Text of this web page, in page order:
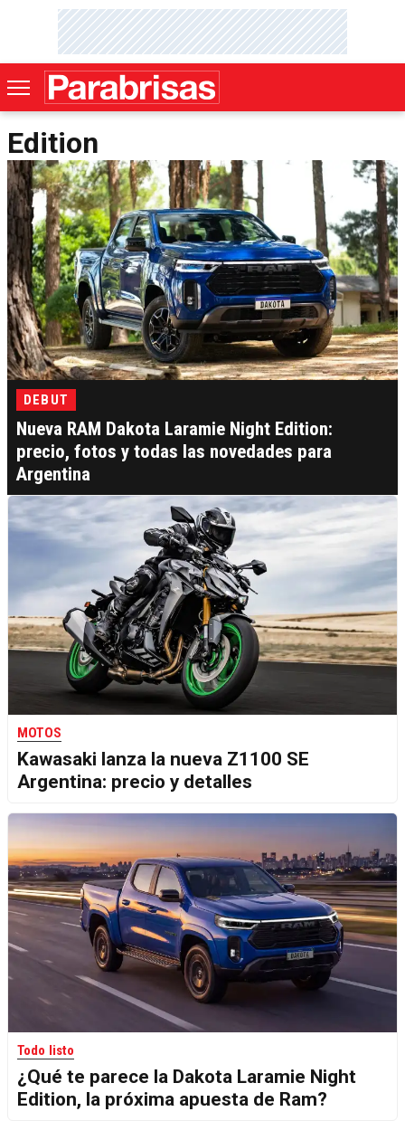
Edition
DEBUT
Nueva RAM Dakota Laramie Night Edition:
precio, fotos y todas las novedades para
Argentina
MOTOS
Kawasaki lanza la nueva Z1100 SE
Argentina: precio y detalles
Todo listo
¿Qué te parece la Dakota Laramie Night
Edition, la próxima apuesta de Ram?